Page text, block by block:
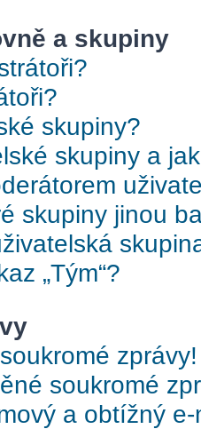
a skupiny
skupiny?
skupiny a
skupiny jinou
„Tým“?
zprávy!
soukromé
a obtížný